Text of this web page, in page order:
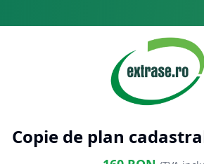
Copie de plan